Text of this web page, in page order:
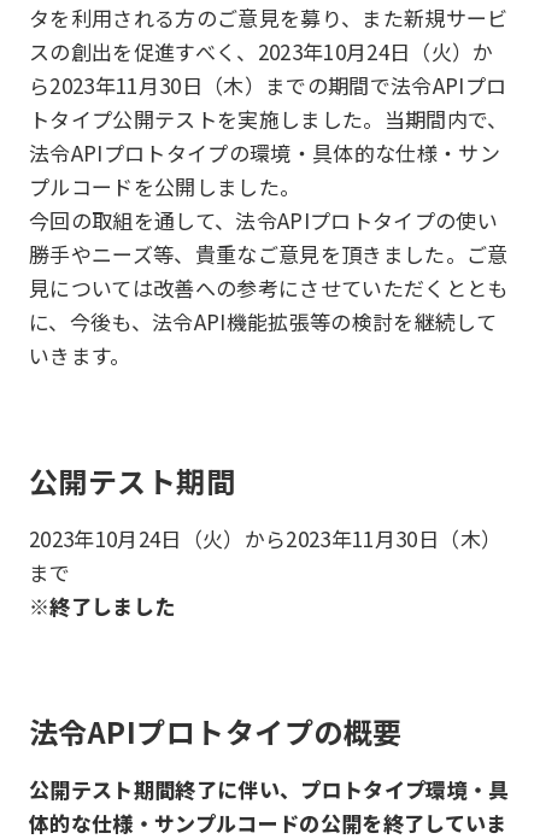
タを利用される方のご意見を募り、また新規サービ
スの創出を促進すべく、2023年10月24日（火）か
ら2023年11月30日（木）までの期間で法令APIプロ
トタイプ公開テストを実施しました。当期間内で、
法令APIプロトタイプの環境・具体的な仕様・サン
プルコードを公開しました。
今回の取組を通して、法令APIプロトタイプの使い
勝手やニーズ等、貴重なご意見を頂きました。ご意
見については改善への参考にさせていただくととも
に、今後も、法令API機能拡張等の検討を継続して
いきます。
公開テスト期間
2023年10月24日（火）から2023年11月30日（木）
まで
※終了しました
法令APIプロトタイプの概要
公開テスト期間終了に伴い、プロトタイプ環境・具
体的な仕様・サンプルコードの公開を終了していま